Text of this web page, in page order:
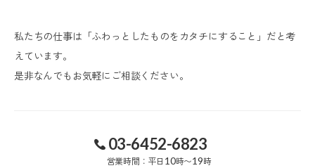
私たちの仕事は「ふわっとしたものをカタチにすること」だと考
えています。
是非なんでもお気軽にご相談ください。
03-6452-6823
営業時間：平日 10時〜19時